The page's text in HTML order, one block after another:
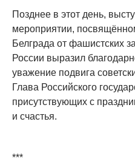
Позднее в этот день,
мероприятии,
Белграда от фашистских
России выразил
уважение подвига
Глава Российского
присутствующих с
и счастья.
***